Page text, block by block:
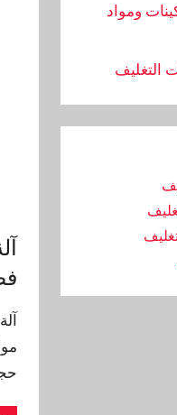
ومواد
التغليف